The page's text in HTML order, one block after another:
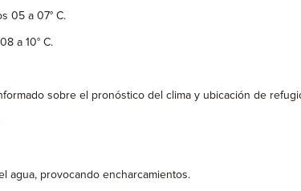
05 a 07° C.
a 10° C.
sobre el pronóstico del clima y ubicación de
agua, provocando encharcamientos.